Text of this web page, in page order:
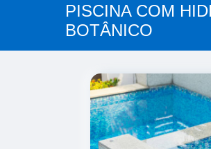
PISCINA COM
BOTÂNICO